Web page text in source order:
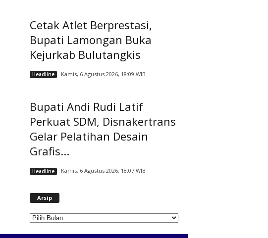
Cetak Atlet Berprestasi,
Bupati Lamongan Buka
Kejurkab Bulutangkis
Headline Kamis, 6 Agustus 2026, 18:09 WIB
Bupati Andi Rudi Latif
Perkuat SDM, Disnakertrans
Gelar Pelatihan Desain
Grafis...
Headline Kamis, 6 Agustus 2026, 18:07 WIB
Arsip
i